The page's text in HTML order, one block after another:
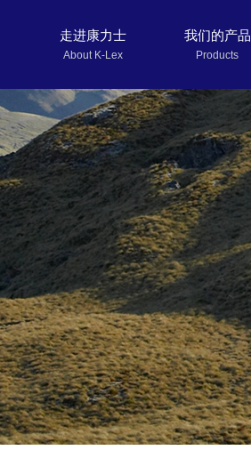
About K-Lex Products
走进康力士 我们的产品